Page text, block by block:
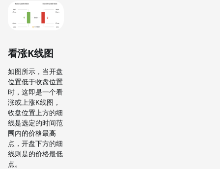
看涨K线图
如图所示，当开盘
位置低于收盘位置
时，这即是一个看
涨或上涨K线图，
收盘位置上方的细
线是选定的时间范
围内的价格最高
点，开盘下方的细
线则是的价格最低
点。